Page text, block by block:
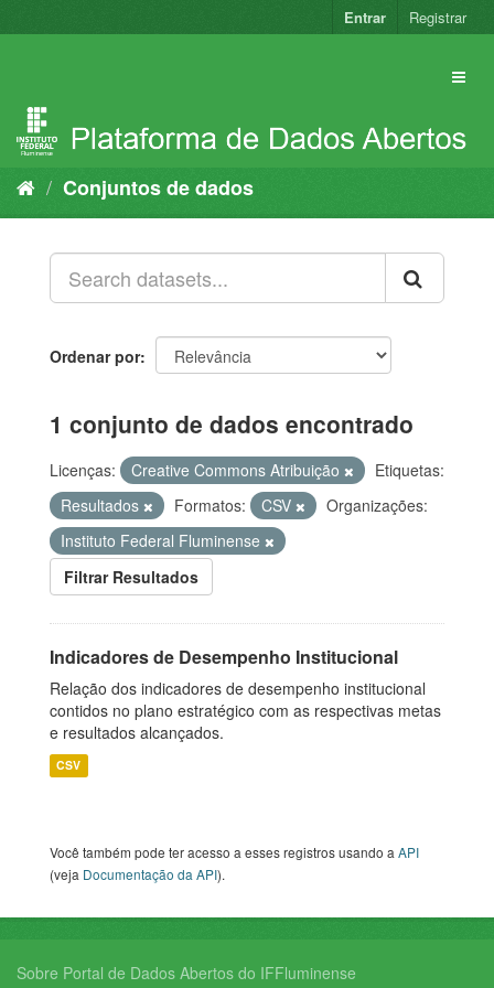
para
Entrar Registrar
Conjuntos de dados
Ordenar por
1 conjunto de dados encontrado
Licenças: Creative Commons Atribuição
Etiquetas:
Resultados
Formatos: CSV
Organizações:
Instituto Federal Fluminense
Filtrar Resultados
Indicadores de Desempenho Institucional
Relação dos indicadores de desempenho institucional
contidos no plano estratégico com as respectivas metas
e resultados alcançados.
CSV
Você também pode ter acesso a esses registros usando aAPI
(veja Documentação da API).
Sobre Portal de Dados Abertos do IFFluminense